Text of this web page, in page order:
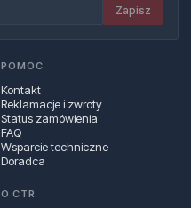
Zapisz
POMOC
Kontakt
Reklamacje i zwroty
Status zamówienia
FAQ
Wsparcie techniczne
Doradca
O CTR